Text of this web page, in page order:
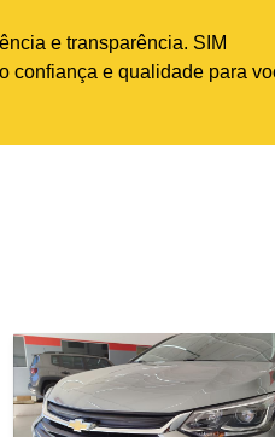
e transparência. SIM
confiança e qualidade para